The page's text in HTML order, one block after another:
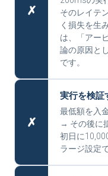
✗
そのレイテ
く損失を生
は、「アー
論の原因と
です。
✗
実行を検証
最低額を入
→ その後に
初日に
ラージ設定